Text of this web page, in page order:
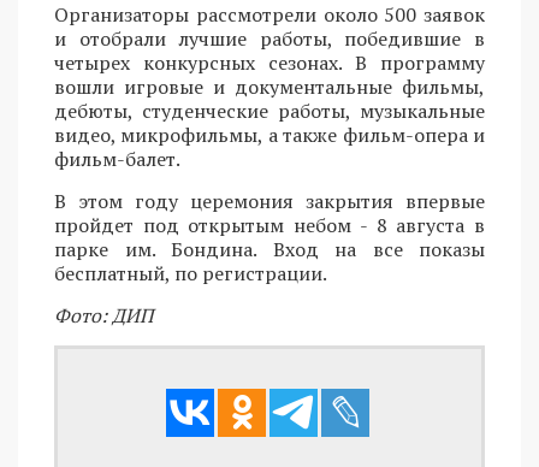
Организаторы рассмотрели около 500 заявок
и отобрали лучшие работы, победившие в
четырех конкурсных сезонах. В программу
вошли игровые и документальные фильмы,
дебюты, студенческие работы, музыкальные
видео, микрофильмы, а также фильм-опера и
фильм-балет.
В этом году церемония закрытия впервые
пройдет под открытым небом - 8 августа в
парке им. Бондина. Вход на все показы
бесплатный, по регистрации.
Фото: ДИП